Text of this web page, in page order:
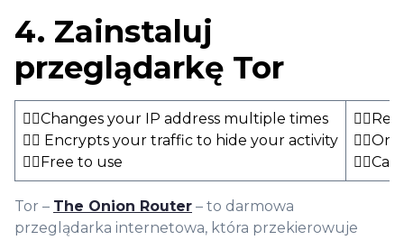
4. Zainstaluj
przeglądarkę Tor
👍🏻Changes your IP address multiple times
👍🏻 Encrypts your traffic to hide your activity
👍🏻Free to use
Tor – The Onion Router – to darmowa
przeglądarka internetowa, która przekierowuje